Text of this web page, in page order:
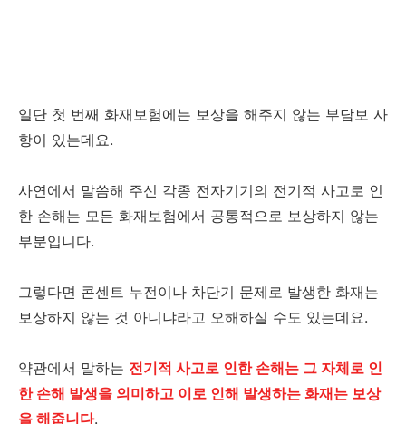
일단 첫 번째 화재보험에는 보상을 해주지 않는 부담보 사
항이 있는데요.
사연에서 말씀해 주신 각종 전자기기의 전기적 사고로 인
한 손해는 모든 화재보험에서 공통적으로 보상하지 않는
부분입니다.
그렇다면 콘센트 누전이나 차단기 문제로 발생한 화재는
보상하지 않는 것 아니냐라고 오해하실 수도 있는데요.
약관에서 말하는 전기적 사고로 인한 손해는 그 자체로 인
한 손해 발생을 의미하고 이로 인해 발생하는 화재는 보상
을 해줍니다.